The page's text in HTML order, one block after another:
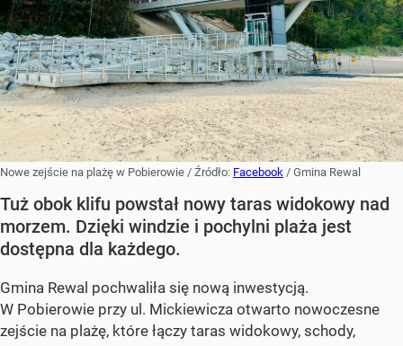
Nowe zejście na plażę w Pobierowie / Źródło: Facebook / Gmina Rewal
Tuż obok klifu powstał nowy taras widokowy nad
morzem. Dzięki windzie i pochylni plaża jest
dostępna dla każdego.
Gmina Rewal pochwaliła się nową inwestycją.
W Pobierowie przy ul. Mickiewicza otwarto nowoczesne
zejście na plażę, które łączy taras widokowy, schody,